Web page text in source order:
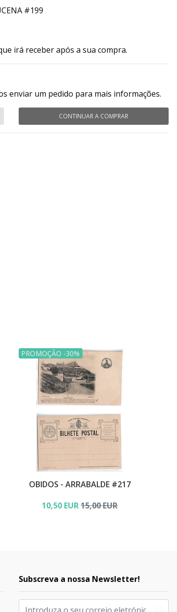
#199
irá receber após a sua compra.
enviar um pedido para mais informações.
CONTINUAR A COMPRAR
PROMOÇÃO -30%
OBIDOS - ARRABALDE #217
10,50 EUR15,00 EUR
Subscreva a nossa Newsletter!